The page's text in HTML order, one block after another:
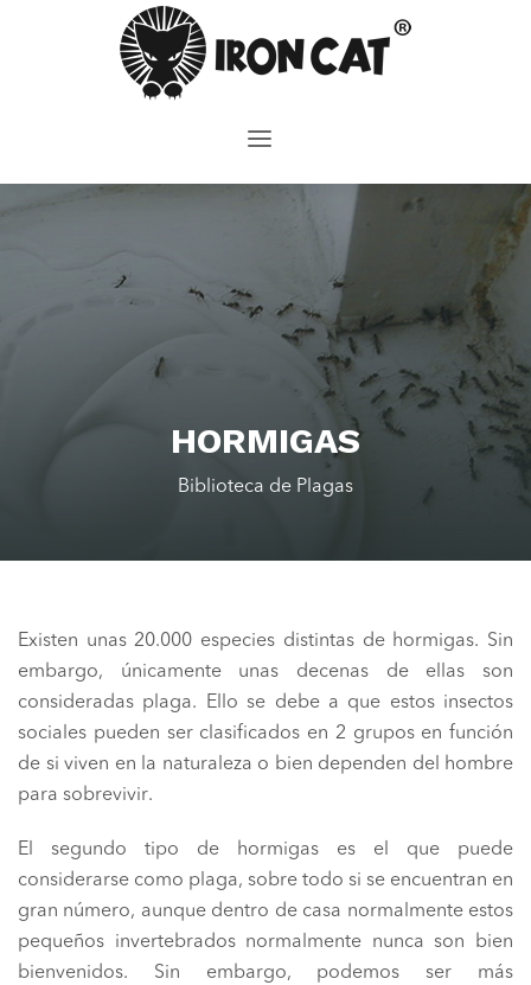
HORMIGAS
Biblioteca de Plagas
Existen unas 20.000 especies distintas de hormigas. Sin
embargo, únicamente unas decenas de ellas son
consideradas plaga. Ello se debe a que estos insectos
sociales pueden ser clasificados en 2 grupos en función
de si viven en la naturaleza o bien dependen del hombre
para sobrevivir.
El segundo tipo de hormigas es el que puede
considerarse como plaga, sobre todo si se encuentran en
gran número, aunque dentro de casa normalmente estos
pequeños invertebrados normalmente nunca son bien
bienvenidos. Sin embargo, podemos ser más